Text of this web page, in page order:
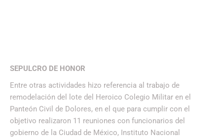
SEPULCRO DE HONOR
Entre otras actividades hizo referencia al trabajo de
remodelación del lote del Heroico Colegio Militar en el
Panteón Civil de Dolores, en el que para cumplir con el
objetivo realizaron 11 reuniones con funcionarios del
gobierno de la Ciudad de México, Instituto Nacional